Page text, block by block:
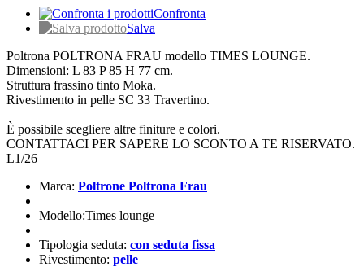
Confronta
Salva
Poltrona POLTRONA FRAU modello TIMES LOUNGE.
Dimensioni: L 83 P 85 H 77 cm.
Struttura frassino tinto Moka.
Rivestimento in pelle SC 33 Travertino.
È possibile scegliere altre finiture e colori.
CONTATTACI PER SAPERE LO SCONTO A TE RISERVATO.
L1/26
Marca: Poltrone Poltrona Frau
Modello:Times lounge
Tipologia seduta: con seduta fissa
Rivestimento: pelle